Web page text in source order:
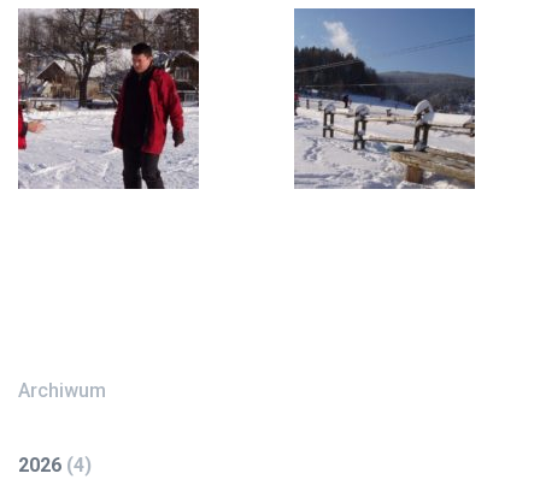
Archiwum
2026 (4)